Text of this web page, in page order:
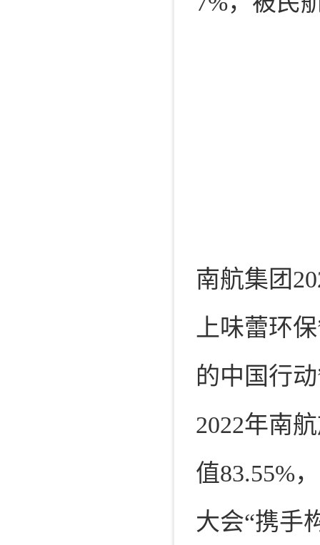
南航集团
上味蕾环
的中国行
2022年南
值83.55%
大会“携手